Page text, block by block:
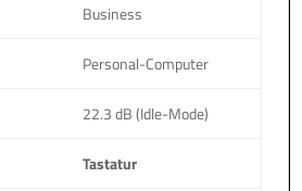
Business
Personal-Computer
22.3 dB (Idle-Mode)
Tastatur